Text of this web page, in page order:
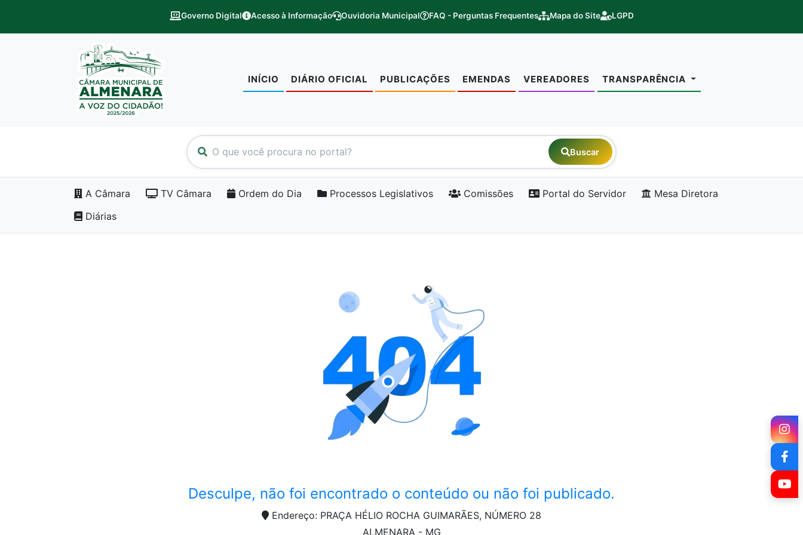
Governo Digital Acesso à Informação Ouvidoria Municipal FAQ - Perguntas Frequentes Mapa do Site LGPD
INÍCIO DIÁRIO OFICIAL PUBLICAÇÕES EMENDAS VEREADORES TRANSPARÊNCIA
Buscar
A Câmara TV Câmara Ordem do Dia Processos Legislativos Comissões Portal do Servidor
Mesa Diretora
Diárias
Desculpe, não foi encontrado o conteúdo ou não foi publicado.
Endereço: PRAÇA HÉLIO ROCHA GUIMARÃES, NÚMERO 28
ALMENARA - MG